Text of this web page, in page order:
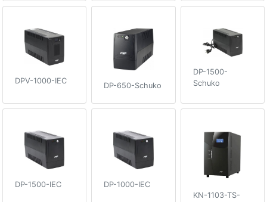
DPV-1000-IEC DP-650-Schuko
DP-1500-
Schuko
DP-1500-IEC
DP-1000-IEC
KN-1103-TS-